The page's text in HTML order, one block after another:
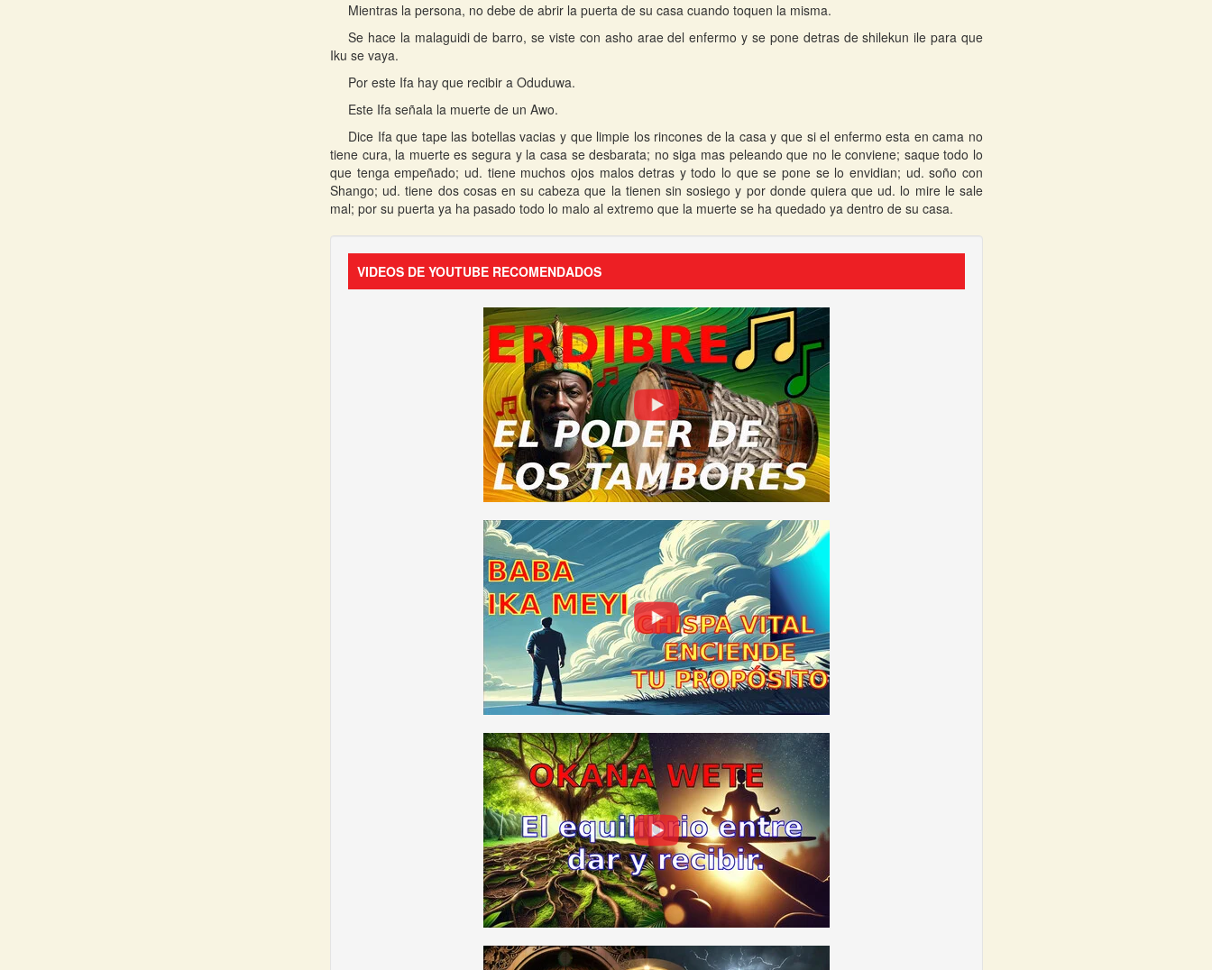
Mientras la persona, no debe de abrir la puerta de su casa cuando toquen la misma.
Se hace la malaguidi de barro, se viste con asho arae del enfermo y se pone detras de shilekun ile para que
Iku se vaya.
Por este Ifa hay que recibir a Oduduwa.
Este Ifa señala la muerte de un Awo.
Dice Ifa que tape las botellas vacias y que limpie los rincones de la casa y que si el enfermo esta en cama no
tiene cura, la muerte es segura y la casa se desbarata; no siga mas peleando que no le conviene; saque todo lo
que tenga empeñado; ud. tiene muchos ojos malos detras y todo lo que se pone se lo envidian; ud. soño con
Shango; ud. tiene dos cosas en su cabeza que la tienen sin sosiego y por donde quiera que ud. lo mire le sale
mal; por su puerta ya ha pasado todo lo malo al extremo que la muerte se ha quedado ya dentro de su casa.
VIDEOS DE YOUTUBE RECOMENDADOS